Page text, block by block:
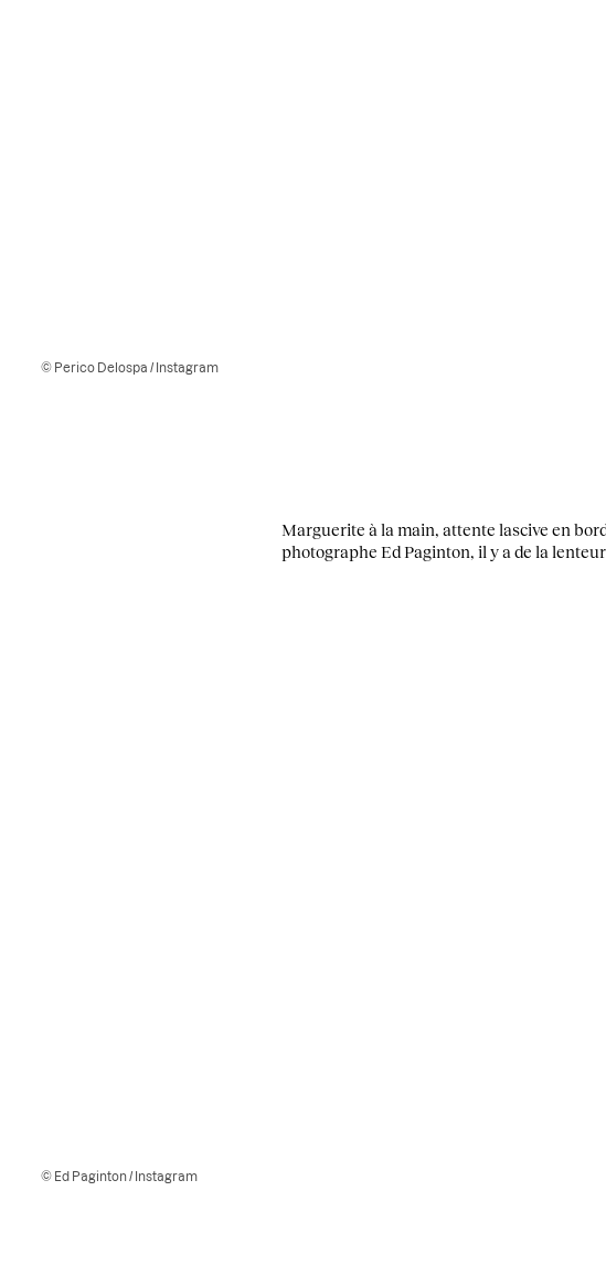
© Perico Delospa / Instagram
Marguerite à la main, attente lascive en
photographe Ed Paginton, il y a de la
© Ed Paginton / Instagram